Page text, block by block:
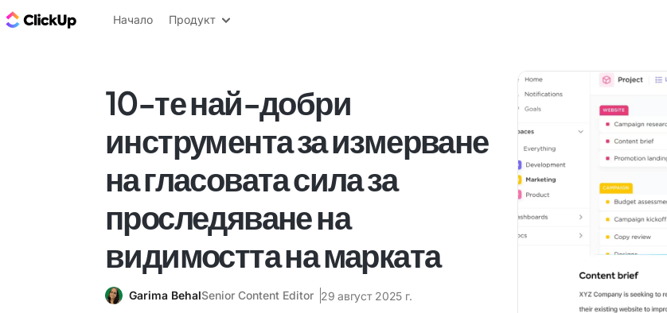
ClickUp блог
Начало Продукт
10-те най-добри
инструмента за измерване
на гласовата сила за
проследяване на
видимостта на марката
Garima BehalSenior Content Editor 29 август 2025 г.